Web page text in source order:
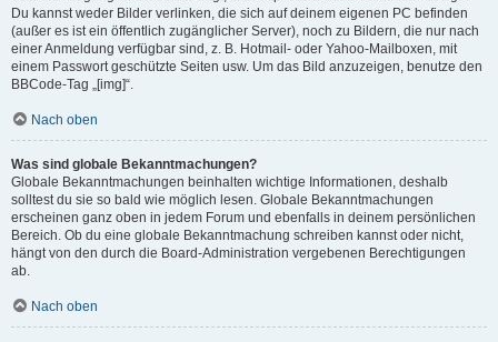
Du kannst weder Bilder verlinken, die sich auf deinem eigenen PC befinden
(außer es ist ein öffentlich zugänglicher Server), noch zu Bildern, die nur nach
einer Anmeldung verfügbar sind, z. B. Hotmail- oder Yahoo-Mailboxen, mit
einem Passwort geschützte Seiten usw. Um das Bild anzuzeigen, benutze den
BBCode-Tag „[img]“.
Nach oben
Was sind globale Bekanntmachungen?
Globale Bekanntmachungen beinhalten wichtige Informationen, deshalb
solltest du sie so bald wie möglich lesen. Globale Bekanntmachungen
erscheinen ganz oben in jedem Forum und ebenfalls in deinem persönlichen
Bereich. Ob du eine globale Bekanntmachung schreiben kannst oder nicht,
hängt von den durch die Board-Administration vergebenen Berechtigungen
ab.
Nach oben